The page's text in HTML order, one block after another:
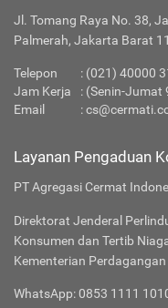
Jl. Tomang Raya No. 38,
Palmerah, Jakarta Barat
Telepon : (021) 40000
Jam Kerja
: (Senin-Jumat
Email
:
Layanan Pengaduan
PT Agregasi Cermat
Direktorat Jenderal
Konsumen dan Tertib
Kementerian Perdagangan
WhatsApp: 0853 1111